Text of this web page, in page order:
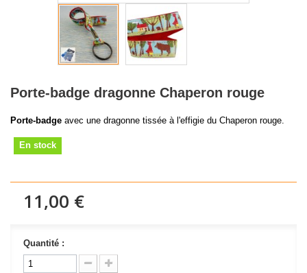
Porte-badge dragonne Chaperon rouge
Porte-badge avec une dragonne tissée à l'effigie du Chaperon rouge.
En stock
11,00 €
Quantité :